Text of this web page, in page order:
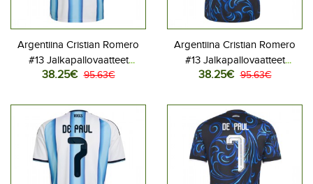
Argentiina Cristian Romero
#13 Jalkapallovaatteet
Kotipaita MM-kisat 2026
38.25€ 95.63€
Argentiina Cristian Romero
#13 Jalkapallovaatteet
Vieraspaita MM-kisat 2026
38.25€ 95.63€